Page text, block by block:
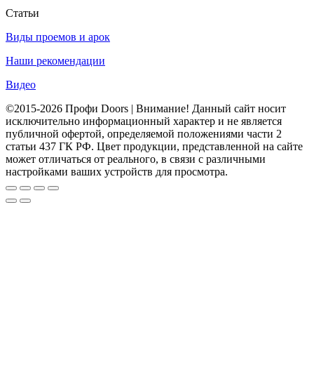
Статьи
Виды проемов и арок
Наши рекомендации
Видео
©2015-2026 Профи Doors | Внимание! Данный сайт носит
исключительно информационный характер и не является
публичной офертой, определяемой положениями части 2
статьи 437 ГК РФ. Цвет продукции, представленной на сайте
может отличаться от реального, в связи с различными
настройками ваших устройств для просмотра.